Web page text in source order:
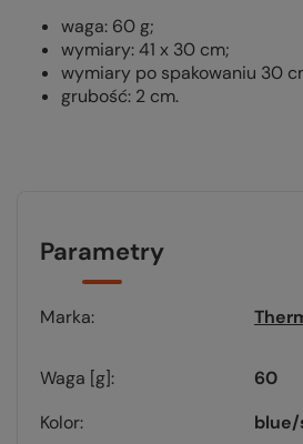
waga: 60 g;
wymiary:41 x 30 cm;
wymiary po spakowaniu 30
grubość: 2 cm.
Parametry
Marka
Waga [g]
60
Kolor